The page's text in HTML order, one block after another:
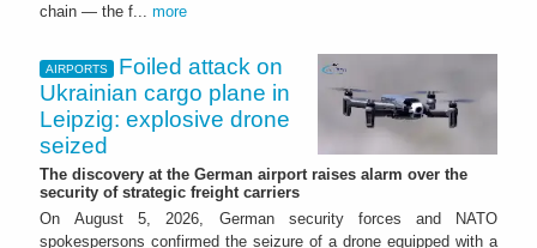
chain — the f... more
AIRPORTS
Foiled attack on
Ukrainian cargo plane in
Leipzig: explosive drone
seized
The discovery at the German airport raises alarm over the
security of strategic freight carriers
On August 5, 2026, German security forces and NATO
spokespersons confirmed the seizure of a drone equipped with a